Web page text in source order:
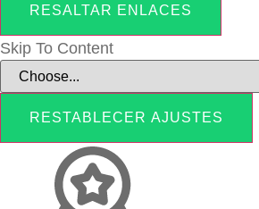
RESALTAR ENLACES
Skip To Content
RESTABLECER AJUSTES